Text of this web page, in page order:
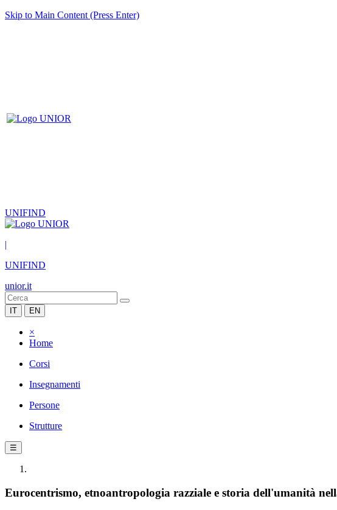
Skip to Main Content (Press Enter)
UNIFIND
|
UNIFIND
unior.it
IT EN
×
Home
Corsi
Insegnamenti
Persone
Strutture
☰
Eurocentrismo, etnoantropologia razziale e storia dell'umanità